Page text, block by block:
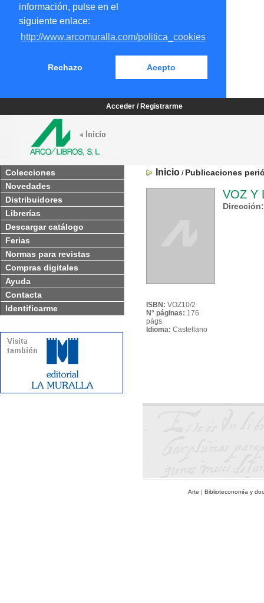
información, pulse en el
siguiente enlace:
http://www.arcomuralla.com/politica_cookies
Rechazo Acepto
Acceder / Registrarme
Colecciones
Novedades
Distribuidores
Librerías
Descargar catálogo
Ferias
Normas para revistas
Compras digitales
Ayuda
Contacta
Identificarme
Inicio / Publicaciones
ISBN: VOZ10/2
N° páginas: 176
págs.
Idioma: Castellano
VOZ Y
Arte | Biblioteconomía y